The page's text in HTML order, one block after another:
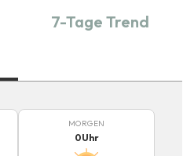
7-Tage Trend
MORGEN
0Uhr